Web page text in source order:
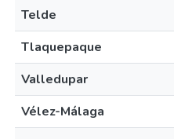
Telde
Tlaquepaque
Valledupar
Vélez-Málaga